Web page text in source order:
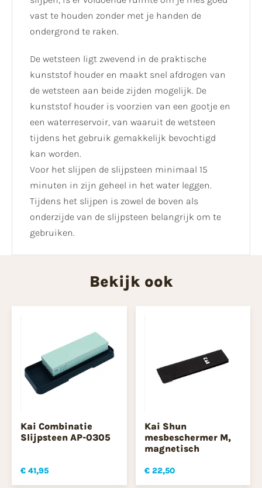
vast te houden zonder met je handen de
ondergrond te raken.
De wetsteen ligt zwevend in de praktische
kunststof houder en maakt snel afdrogen van
de wetsteen aan beide zijden mogelijk. De
kunststof houder is voorzien van een gootje en
een waterreservoir, van waaruit de wetsteen
tijdens het gebruik gemakkelijk bevochtigd
kan worden.
Voor het slijpen de slijpsteen minimaal 15
minuten in zijn geheel in het water leggen.
Tijdens het slijpen is zowel de boven als
onderzijde van de slijpsteen belangrijk om te
gebruiken.
Bekijk ook
Kai Combinatie
Slijpsteen AP-0305
€ 41,95
Kai Shun
mesbeschermer M,
magnetisch
€ 22,50